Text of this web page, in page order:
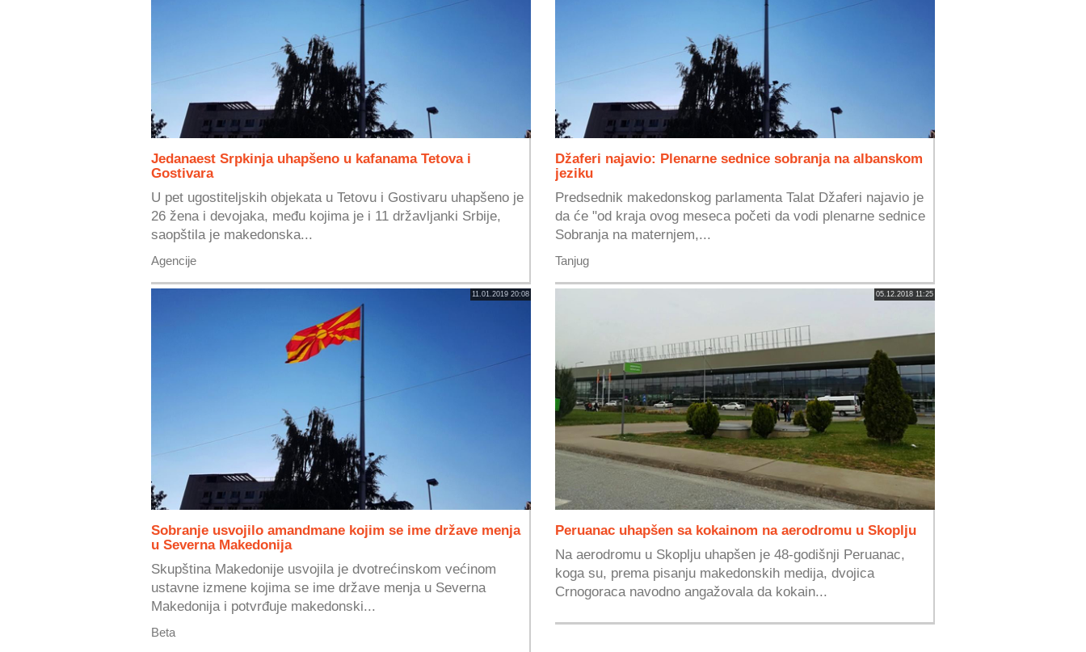
Jedanaest Srpkinja uhapšeno u kafanama Tetova i
Gostivara
U pet ugostiteljskih objekata u Tetovu i Gostivaru uhapšeno je
26 žena i devojaka, među kojima je i 11 državljanki Srbije,
saopštila je makedonska...
Agencije
Džaferi najavio: Plenarne sednice sobranja na albanskom
jeziku
Predsednik makedonskog parlamenta Talat Džaferi najavio je
da će "od kraja ovog meseca početi da vodi plenarne sednice
Sobranja na maternjem,...
Tanjug
11.01.2019 20:08
Sobranje usvojilo amandmane kojim se ime države menja
u Severna Makedonija
Skupština Makedonije usvojila je dvotrećinskom većinom
ustavne izmene kojima se ime države menja u Severna
Makedonija i potvrđuje makedonski...
Beta
05.12.2018 11:25
Peruanac uhapšen sa kokainom na aerodromu u Skoplju
Na aerodromu u Skoplju uhapšen je 48-godišnji Peruanac,
koga su, prema pisanju makedonskih medija, dvojica
Crnogoraca navodno angažovala da kokain...